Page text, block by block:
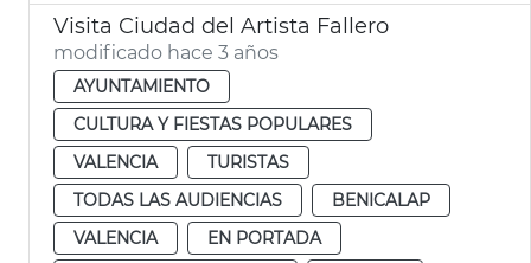
Visita Ciudad del Artista Fallero
modificado hace 3 años
AYUNTAMIENTO
CULTURA Y FIESTAS POPULARES
VALENCIA
TURISTAS
TODAS LAS AUDIENCIAS
BENICALAP
VALENCIA
EN PORTADA